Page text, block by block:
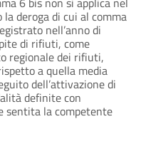
deroga di cui al comma
nell’anno di
di rifiuti, come
regionale dei rifiuti,
a quella media
dell’attivazione di
definite con
sentita la competente